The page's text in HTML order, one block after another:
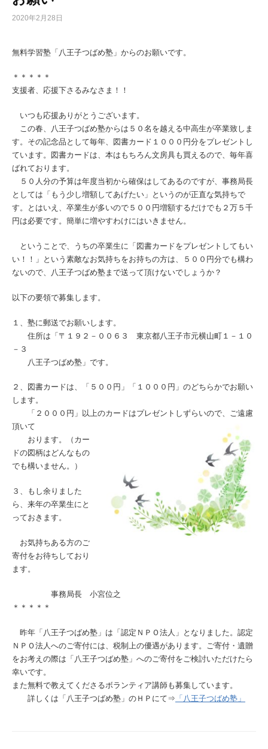
2020年2月28日
無料学習塾「八王子つばめ塾」からのお願いです。
＊＊＊＊＊
支援者、応援下さるみなさま！！
いつも応援ありがとうございます。
この春、八王子つばめ塾からは５０名を越える中高生が卒業致しま
す。その記念品として毎年、図書カード１０００円分をプレゼントし
ています。図書カードは、本はもちろん文房具も買えるので、毎年喜
ばれております。
５０人分の予算は年度当初から確保はしてあるのですが、 事務局長
としては「もう少し増額してあげたい」というのが正直な気持ちで
す。とはいえ、卒業生が多いので５００円増額するだけでも２万５千
円は必要です。簡単に増やすわけにはいきません。
ということで、うちの卒業生に「図書カードをプレゼントしてもい
い！！」という素敵なお気持ちをお持ちの方は、５００円分でも構わ
ないので、八王子つばめ塾まで送って頂けないでしょうか？
以下の要領で募集します。
１、塾に郵送でお願いします。
住所は「〒１９２－００６３ 東京都八王子市元横山町１－１０
－３
八王子つばめ塾」です。
２、図書カードは、「５００円」「１０００円」のどちらかでお願い
します。
「２０００円」以上のカードはプレゼントしずらいので、ご遠慮
頂いて
おります。（カー
ドの図柄はどんなもの
でも構いません。）
３、もし余りました
ら、来年の卒業生にと
っておきます。
お気持ちある方のご
寄付をお待ちしており
ます。
事務局長 小宮位之
＊＊＊＊＊
昨年「八王子つばめ塾」は「認定ＮＰＯ法人」となりました。認定
ＮＰＯ法人へのご寄付には、税制上の優遇があります。ご寄付・遺贈
をお考えの際は「八王子つばめ塾」へのご寄付をご検討いただけたら
幸いです。
また無料で教えてくださるボランティア講師も募集しています。
詳しくは「八王子つばめ塾」のＨＰにて⇒ 「八王子つばめ塾」